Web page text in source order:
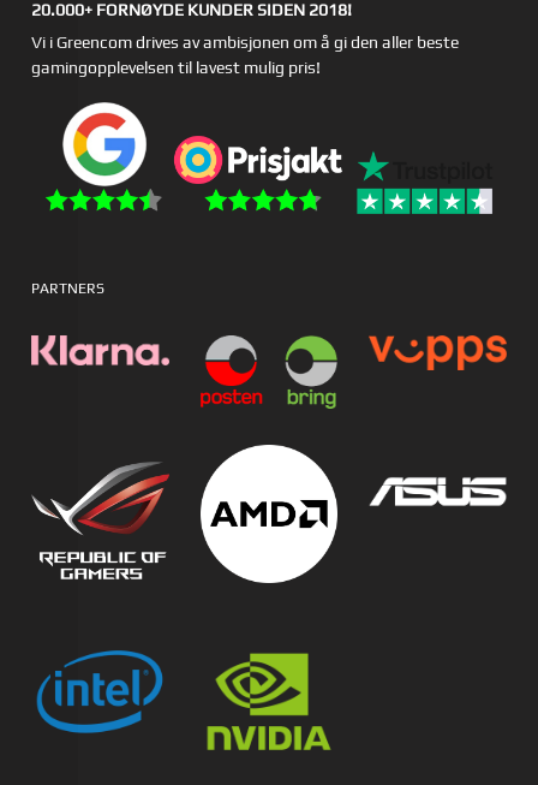
20.000+ FORNØYDE KUNDER SIDEN 2018!
Vi i Greencom drives av ambisjonen om å gi den aller beste
gamingopplevelsen til lavest mulig pris!
PARTNERS